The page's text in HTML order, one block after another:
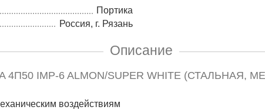
Портика
Россия, г. Рязань
Описание
4П50 IMP-6 ALMON/SUPER WHITE (СТАЛЬНАЯ,
воздействиям